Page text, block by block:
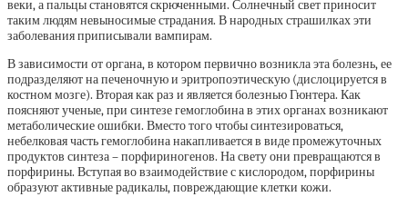
веки, а пальцы становятся скрюченными. Солнечный свет приносит
таким людям невыносимые страдания. В народных страшилках эти
заболевания приписывали вампирам.
В зависимости от органа, в котором первично возникла эта болезнь, ее
подразделяют на печеночную и эритропоэтическую (дислоцируется в
костном мозге). Вторая как раз и является болезнью Гюнтера. Как
поясняют ученые, при синтезе гемоглобина в этих органах возникают
метаболические ошибки. Вместо того чтобы синтезироваться,
небелковая часть гемоглобина накапливается в виде промежуточных
продуктов синтеза – порфириногенов. На свету они превращаются в
порфирины. Вступая во взаимодействие с кислородом, порфирины
образуют активные радикалы, повреждающие клетки кожи.